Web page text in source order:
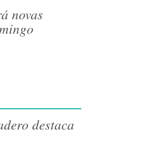
novas
destaca